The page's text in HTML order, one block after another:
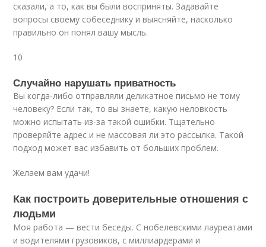
сказали, а то, как вы были восприняты. Задавайте
вопросы своему собеседнику и выясняйте, насколько
правильно он понял вашу мысль.
10
Случайно нарушать приватность
Вы когда-либо отправляли деликатное письмо не тому
человеку? Если так, то вы знаете, какую неловкость
можно испытать из-за такой ошибки. Тщательно
проверяйте адрес и не массовая ли это рассылка. Такой
подход может вас избавить от больших проблем.
Желаем вам удачи!
Как построить доверительные отношения с
людьми
Моя работа — вести беседы. С нобелевскими лауреатами
и водителями грузовиков, с миллиардерами и